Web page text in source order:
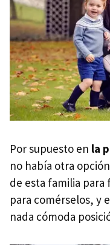
Por supuesto en la
no había otra
de esta familia para
para comérselos, y
nada cómoda